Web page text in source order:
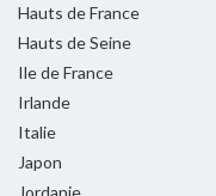
Hauts de France
Hauts de Seine
Ile de France
Irlande
Italie
Japon
Jordanie